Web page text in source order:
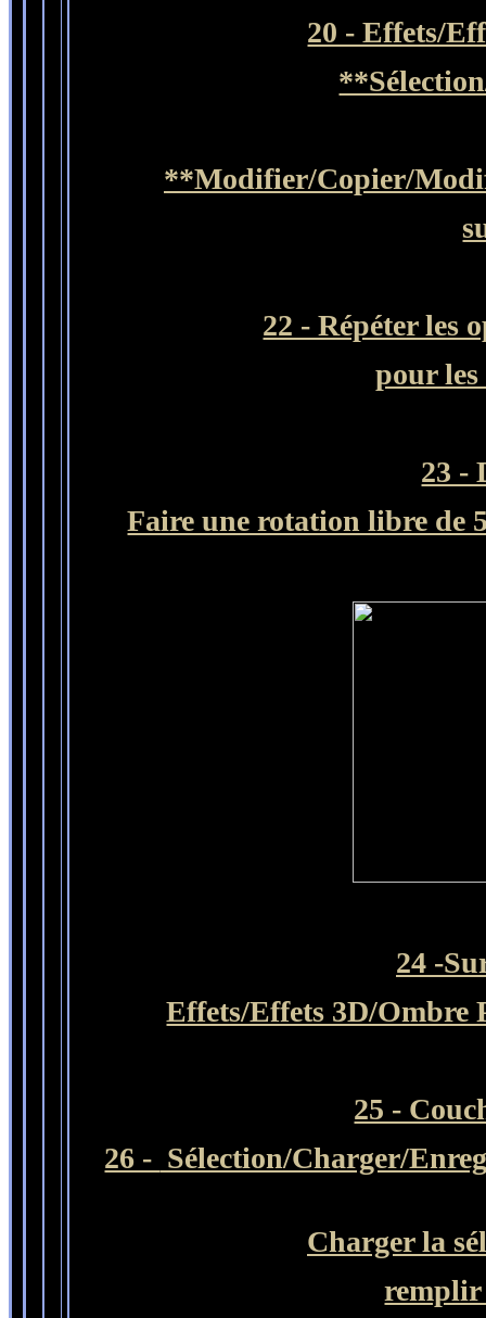
20 - Effets/
**Modifier/Copier/
22 - Répéter les
pour les
23 -
Faire une rotation libre de
24 -
Effets/Effets 3D/Ombre
25 -
26 - Sélection/Charger/
Charger la
remplir